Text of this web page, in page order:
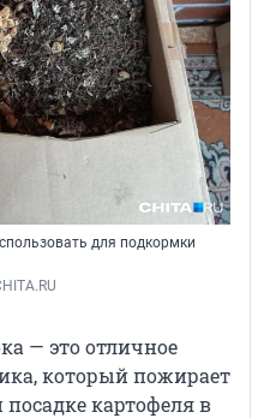
для подкормки
— это отличное
который пожирает
картофеля в